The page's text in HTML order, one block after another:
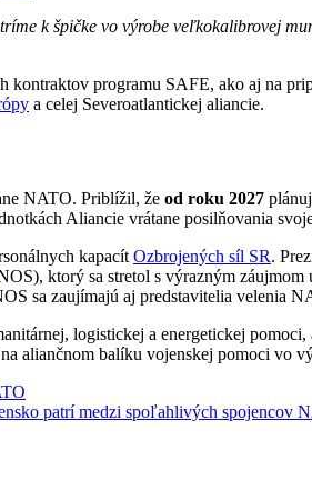
k špičke vo výrobe veľkokalibrovej
kontraktov programu SAFE, ako aj na
a celej Severoatlantickej aliancie.
NATO. Priblížil, že od roku 2027
Aliancie vrátane posilňovania
kapacít Ozbrojených síl SR.
ktorý sa stretol s výrazným
sa zaujímajú aj predstavitelia velenia
logistickej a energetickej
aliančnom balíku vojenskej pomoci vo
patrí medzi spoľahlivých spojencov